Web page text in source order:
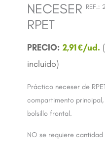
REF.:
NECESER
RPET
2,91€
Práctico neceser de
compartimento
bolsillo frontal.
NO se requiere cantidad